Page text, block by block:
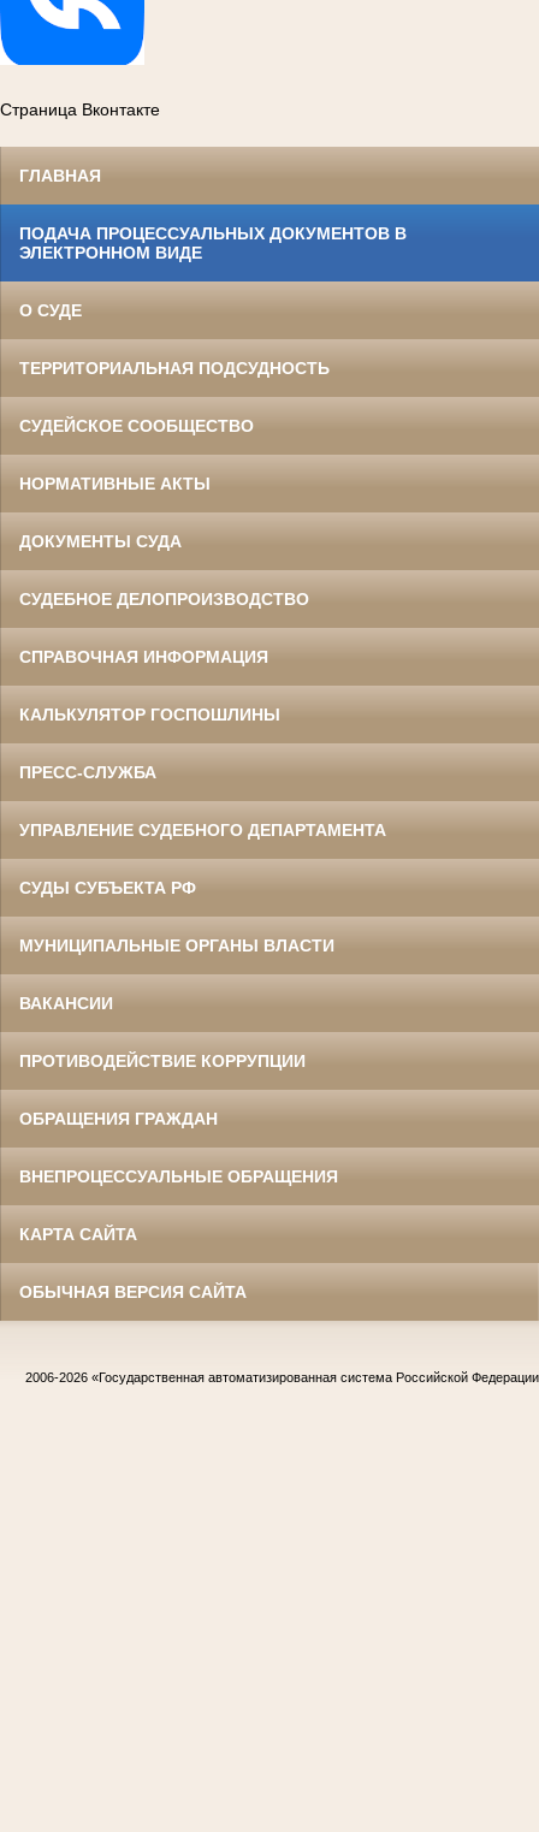
Страница Вконтакте
ГЛАВНАЯ
ПОДАЧА ПРОЦЕССУАЛЬНЫХ ДОКУМЕНТОВ В
ЭЛЕКТРОННОМ ВИДЕ
О СУДЕ
ТЕРРИТОРИАЛЬНАЯ ПОДСУДНОСТЬ
СУДЕЙСКОЕ СООБЩЕСТВО
НОРМАТИВНЫЕ АКТЫ
ДОКУМЕНТЫ СУДА
СУДЕБНОЕ ДЕЛОПРОИЗВОДСТВО
СПРАВОЧНАЯ ИНФОРМАЦИЯ
КАЛЬКУЛЯТОР ГОСПОШЛИНЫ
ПРЕСС-СЛУЖБА
УПРАВЛЕНИЕ СУДЕБНОГО ДЕПАРТАМЕНТА
СУДЫ СУБЪЕКТА РФ
МУНИЦИПАЛЬНЫЕ ОРГАНЫ ВЛАСТИ
ВАКАНСИИ
ПРОТИВОДЕЙСТВИЕ КОРРУПЦИИ
ОБРАЩЕНИЯ ГРАЖДАН
ВНЕПРОЦЕССУАЛЬНЫЕ ОБРАЩЕНИЯ
КАРТА САЙТА
ОБЫЧНАЯ ВЕРСИЯ САЙТА
2006-2026 «Государственная автоматизированная система Российской